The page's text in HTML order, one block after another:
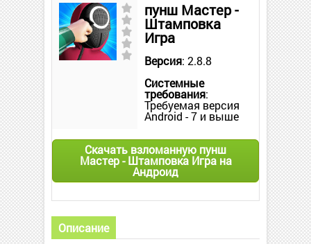
пунш Мастер -
Штамповка
Игра
Версия: 2.8.8
Системные
требования:
Требуемая версия
Android - 7 и выше
Скачать взломанную пунш
Мастер - Штамповка Игра на
Андроид
Описание